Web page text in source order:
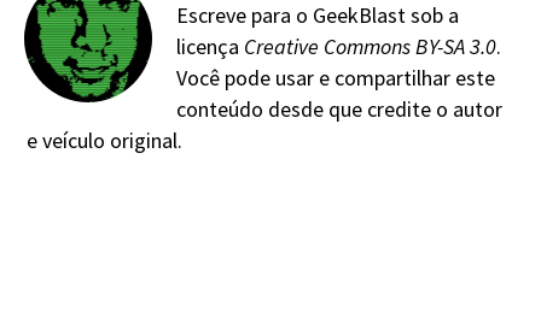
Escreve para o GeekBlast sob a
licença Creative Commons BY-SA 3.0.
Você pode usar e compartilhar este
conteúdo desde que credite o autor
e veículo original.